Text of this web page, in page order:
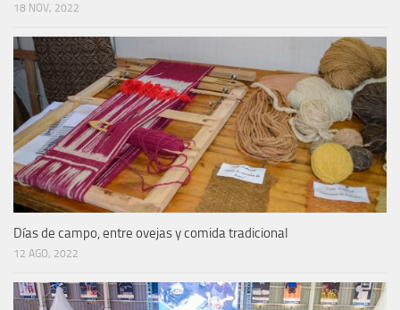
18 NOV, 2022
Días de campo, entre ovejas y comida tradicional
12 AGO, 2022